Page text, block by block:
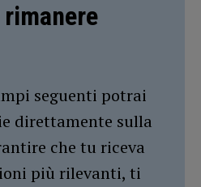
seguenti potrai
direttamente sulla
che tu riceva
più rilevanti, ti